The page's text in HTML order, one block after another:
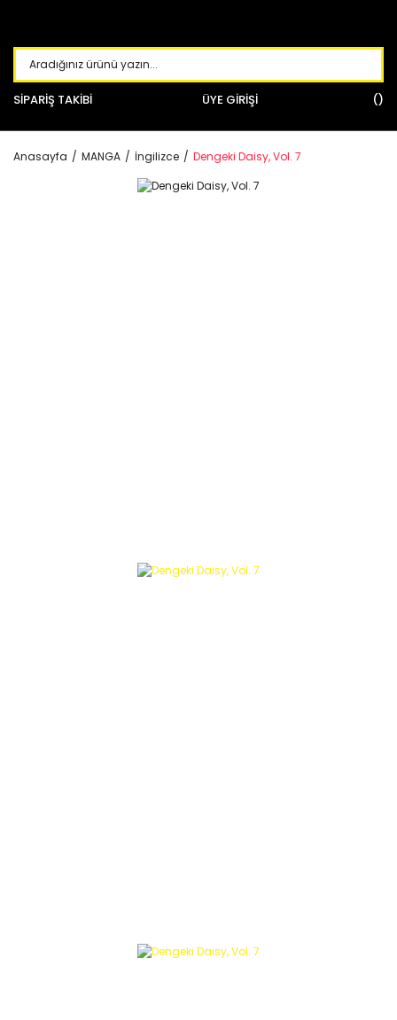
SİPARİŞ TAKİBİ ÜYE GİRİŞİ
Anasayfa MANGA İngilizce Dengeki Daisy, Vol. 7